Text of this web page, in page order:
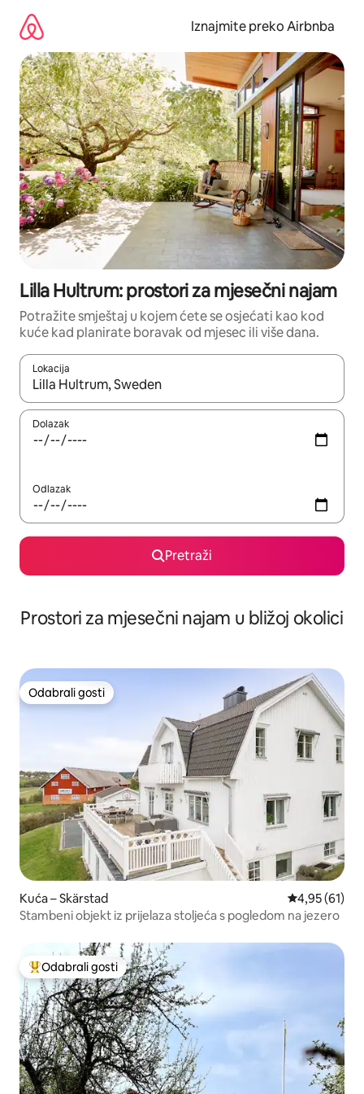
sadržaj
Iznajmite preko Airbnba
Lilla Hultrum: prostori za mjesečni najam
Potražite smještaj u kojem ćete se osjećati kao kod
kuće kad planirate boravak od mjesec ili više dana.
Lokacija
Kada budu dostupni rezultati, moći ćete ih pregledati
Dolazak
Odlazak
Pretraži
Prostori za mjesečni najam u bližoj okolici
Odabrali gosti
Odabrali gosti
Kuća – Skärstad Prosječna
4,95 (61)
Stambeni objekt iz prijelaza stoljeća s pogledom na jezero
Među najviše rangiranima s oznakom „Odabrali gosti”
Odabrali gosti